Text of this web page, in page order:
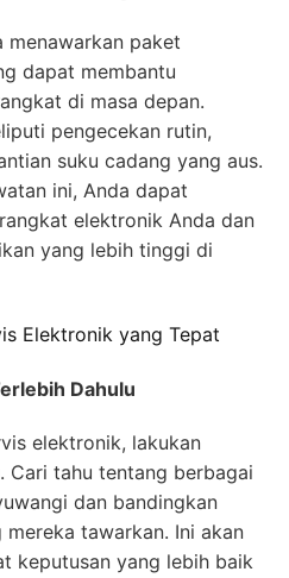
menawarkan paket
dapat membantu
di masa depan.
pengecekan rutin,
suku cadang yang aus.
ini, Anda dapat
elektronik Anda dan
yang lebih tinggi di
Elektronik yang Tepat
Dahulu
elektronik, lakukan
Cari tahu tentang berbagai
dan bandingkan
tawarkan. Ini akan
keputusan yang lebih baik